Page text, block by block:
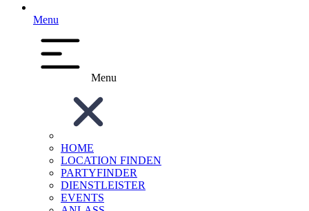
Menu
Menu
HOME
LOCATION FINDEN
PARTYFINDER
DIENSTLEISTER
EVENTS